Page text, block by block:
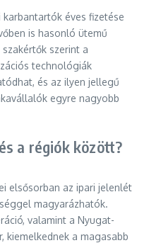
éves fizetése
is hasonló ütemű
szerint a
technológiák
és az ilyen jellegű
egyre nagyobb
a régiók között?
elsősorban az ipari jelenlét
magyarázhatók.
valamint a Nyugat-
kiemelkednek a magasabb